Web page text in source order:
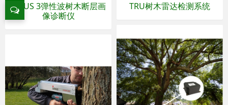
PiCUS 3弹性波树木断层画
像诊断仪
TRU树木雷达检测系统